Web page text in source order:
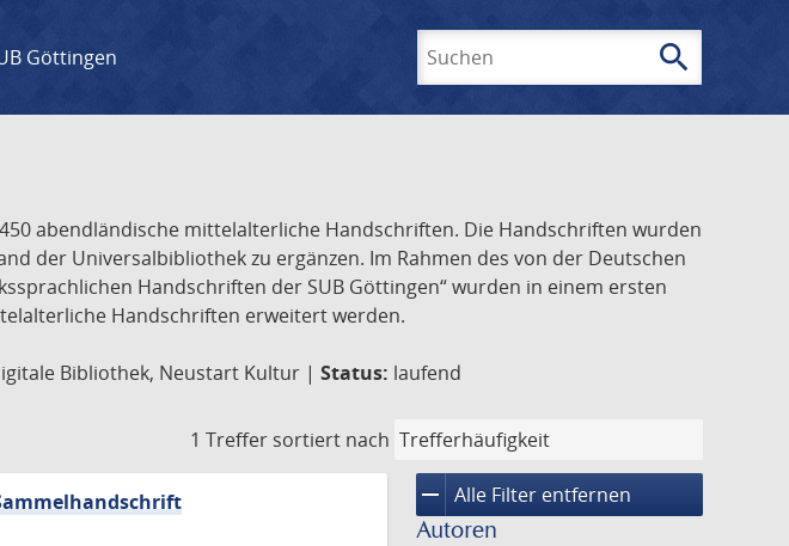
Göttingen search
abendländische mittelalterliche Handschriften. Die Handschriften wurden
der Universalbibliothek zu ergänzen. Im Rahmen des von der Deutschen
Handschriften der SUB Göttingen“ wurden in einem ersten
Handschriften erweitert werden.
Bibliothek, Neustart Kultur | Status: laufend
1 Treffer sortiert nach
remove Alle Filter entfernen
Autoren